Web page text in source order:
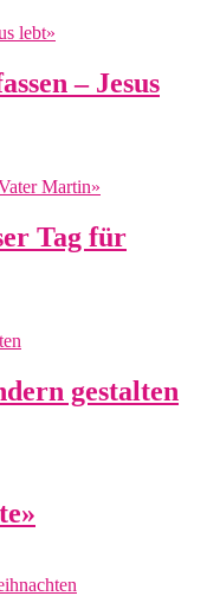
– Jesus
Tag für
gestalten